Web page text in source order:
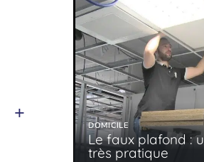
DOMICILE
Le faux plafond :
très pratique